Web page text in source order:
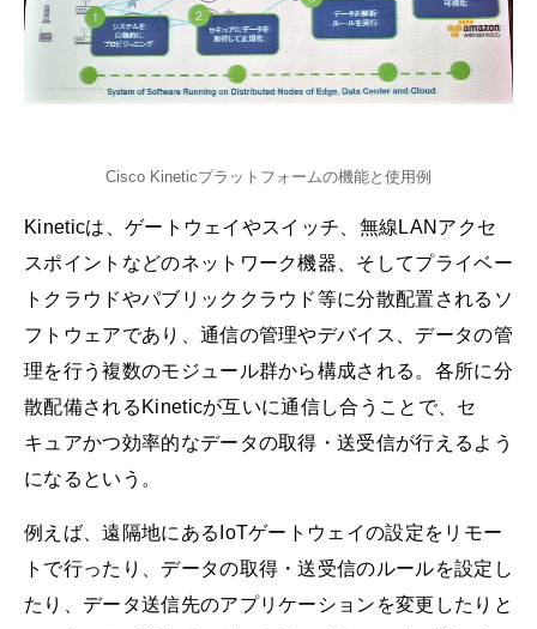
Cisco Kineticプラットフォームの機能と使用例
Kineticは、ゲートウェイやスイッチ、無線LANアクセ
スポイントなどのネットワーク機器、そしてプライベー
トクラウドやパブリッククラウド等に分散配置されるソ
フトウェアであり、通信の管理やデバイス、データの管
理を行う複数のモジュール群から構成される。各所に分
散配備されるKineticが互いに通信し合うことで、セ
キュアかつ効率的なデータの取得・送受信が行えるよう
になるという。
例えば、遠隔地にあるIoTゲートウェイの設定をリモー
トで行ったり、データの取得・送受信のルールを設定し
たり、データ送信先のアプリケーションを変更したりと